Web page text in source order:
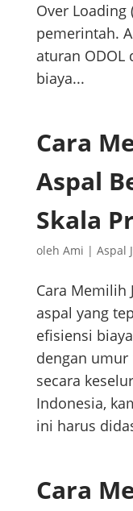
Over Loading
pemerintah.
aturan ODOL
biaya...
Cara
Aspal
Skala
oleh Ami | Aspal
Cara Memilih
aspal yang
efisiensi
dengan
secara
Indonesia,
ini harus
Cara